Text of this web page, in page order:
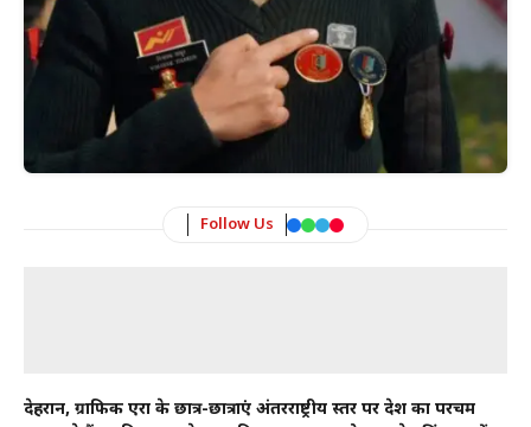
Follow Us
देहरादून, ग्राफिक एरा के छात्र-छात्राएं अंतरराष्ट्रीय स्तर पर देश का परचम